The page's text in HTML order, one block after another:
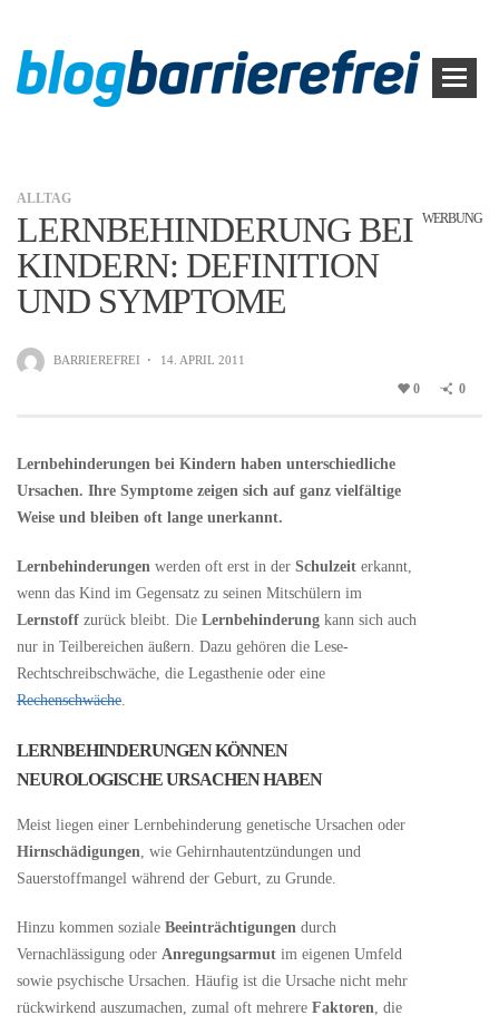
ALLTAG
LERNBEHINDERUNG BEI
KINDERN: DEFINITION
UND SYMPTOME
WERBUNG
BARRIEREFREI · 14. APRIL 2011
0 0
Lernbehinderungen bei Kindern haben unterschiedliche
Ursachen. Ihre Symptome zeigen sich auf ganz vielfältige
Weise und bleiben oft lange unerkannt.
Lernbehinderungen werden oft erst in der Schulzeit erkannt,
wenn das Kind im Gegensatz zu seinen Mitschülern im
Lernstoff zurück bleibt. Die Lernbehinderung kann sich auch
nur in Teilbereichen äußern. Dazu gehören die Lese-
Rechtschreibschwäche, die Legasthenie oder eine
Rechenschwäche.
LERNBEHINDERUNGEN KÖNNEN
NEUROLOGISCHE URSACHEN HABEN
Meist liegen einer Lernbehinderung genetische Ursachen oder
Hirnschädigungen, wie Gehirnhautentzündungen und
Sauerstoffmangel während der Geburt, zu Grunde.
Hinzu kommen soziale Beeinträchtigungen durch
Vernachlässigung oder Anregungsarmut im eigenen Umfeld
sowie psychische Ursachen. Häufig ist die Ursache nicht mehr
rückwirkend auszumachen, zumal oft mehrere Faktoren, die